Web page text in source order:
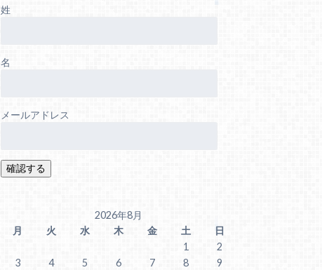
姓
名
メールアドレス
2026年8月
月
火 水 木 金 土
日
1
2
3
4 5 6 7 8
9